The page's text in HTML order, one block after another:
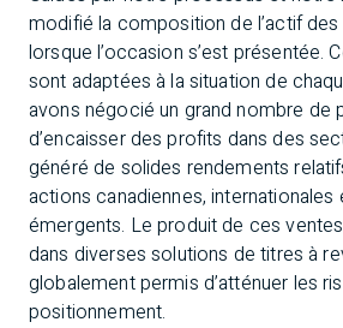
modifié la composition de l’actif
lorsque l’occasion s’est présentée.
sont adaptées à la situation de
avons négocié un grand nombre de
d’encaisser des profits dans des
généré de solides rendements
actions canadiennes,
émergents. Le produit de ces
dans diverses solutions de titres à
globalement permis d’atténuer les
positionnement.